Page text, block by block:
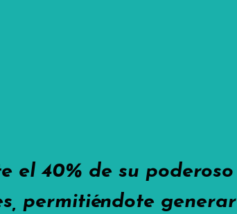
el 40% de su poderoso
permitiéndote generar